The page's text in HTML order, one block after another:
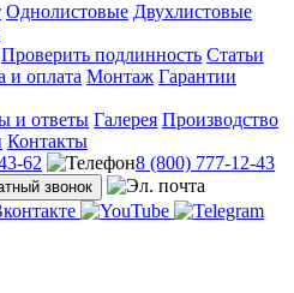
Однолистовые Двухлистовые
Проверить подлинность Статьи
и оплата Монтаж Гарантии
и ответы Галерея Производство
Контакты
62
8 (800) 777-12-43
звонок